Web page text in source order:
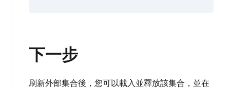
下一步
刷新外部集合後，您可以載入並釋放該集合，並在